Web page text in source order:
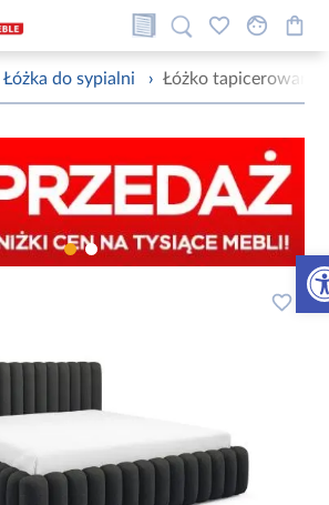
Łóżka do sypialni › Łóżko tapicerowane